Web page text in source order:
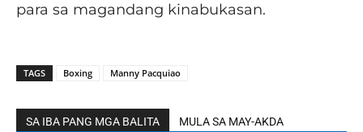
para sa magandang kinabukasan.
TAGS Boxing Manny Pacquiao
SA IBA PANG MGA BALITA MULA SA MAY-AKDA